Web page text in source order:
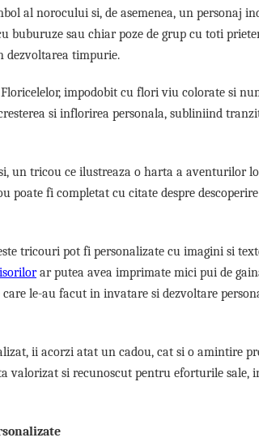
al norocului si, de asemenea, un personaj
buburuze sau chiar poze de grup cu toti
dezvoltarea timpurie.
impodobit cu flori viu colorate si
si inflorirea personala, subliniind
un tricou ce ilustreaza o harta a aventurilor
poate fi completat cu citate despre
tricouri pot fi personalizate cu imagini si
ar putea avea imprimate mici pui de
le-au facut in invatare si dezvoltare
ii acorzi atat un cadou, cat si o amintire
valorizat si recunoscut pentru eforturile sale,